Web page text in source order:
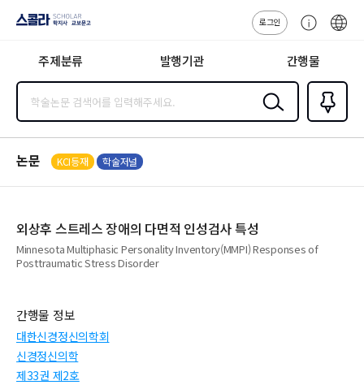
지사·교보문고
로그인
센
주제분류 발행기관 간행물
검색
즐겨찾
기0
논문 KCI등재 학술저널
외상후 스트레스 장애의 다면적 인성검사 특성
Minnesota Multiphasic Personality Inventory(MMPI) Responses of
Posttraumatic Stress Disorder
간행물 정보
대한신경정신의학회
신경정신의학
제33권 제2호